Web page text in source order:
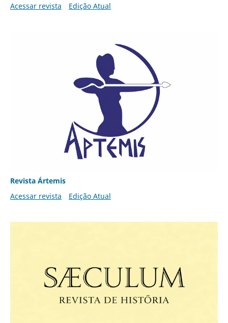
Acessar revista
Edição Atual
Revista Ártemis
Acessar revista
Edição Atual